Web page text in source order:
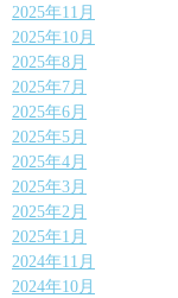
2025年11月
2025年10月
2025年8月
2025年7月
2025年6月
2025年5月
2025年4月
2025年3月
2025年2月
2025年1月
2024年11月
2024年10月